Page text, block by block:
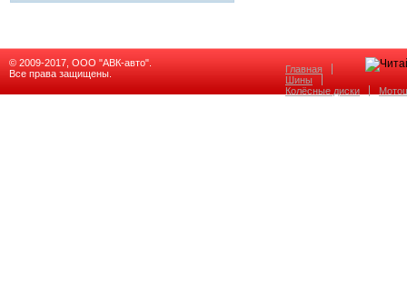
© 2009-2017, ООО "АВК-авто".
Все права защищены.
Главная
Шины
Колёсные диски